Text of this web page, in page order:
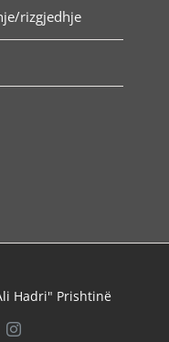
rizgjedhje
Hadri" Prishtinë